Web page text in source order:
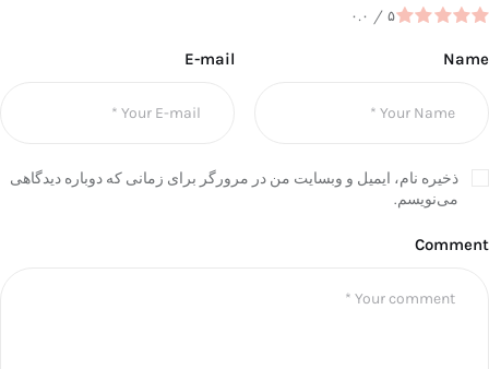
۰.۰ / ۵
Name
E-mail
ذخیره نام، ایمیل و وبسایت من در مرورگر برای زمانی که دوباره دیدگاهی
می‌نویسم.
Comment